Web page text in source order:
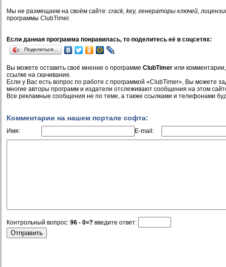
Мы не размещаем на своём сайте: crack, key, генераторы ключей,
программы ClubTimer.
Если данная программа понравилась, то поделитесь её в соцсетях:
Поделиться…
Вы можете оставить своё мнение о программе ClubTimer или
ссылке на скачивание.
Если у Вас есть вопрос по работе с программой «ClubTimer», Вы можете
многие авторы программ и издатели отслеживают сообщения на этом
Все рекламные сообщения не по теме, а также ссылками и телефонами
Комментарии на нашем портале софта:
Имя: E-mail:
Контрольный вопрос: 96 - 0=? введите ответ: